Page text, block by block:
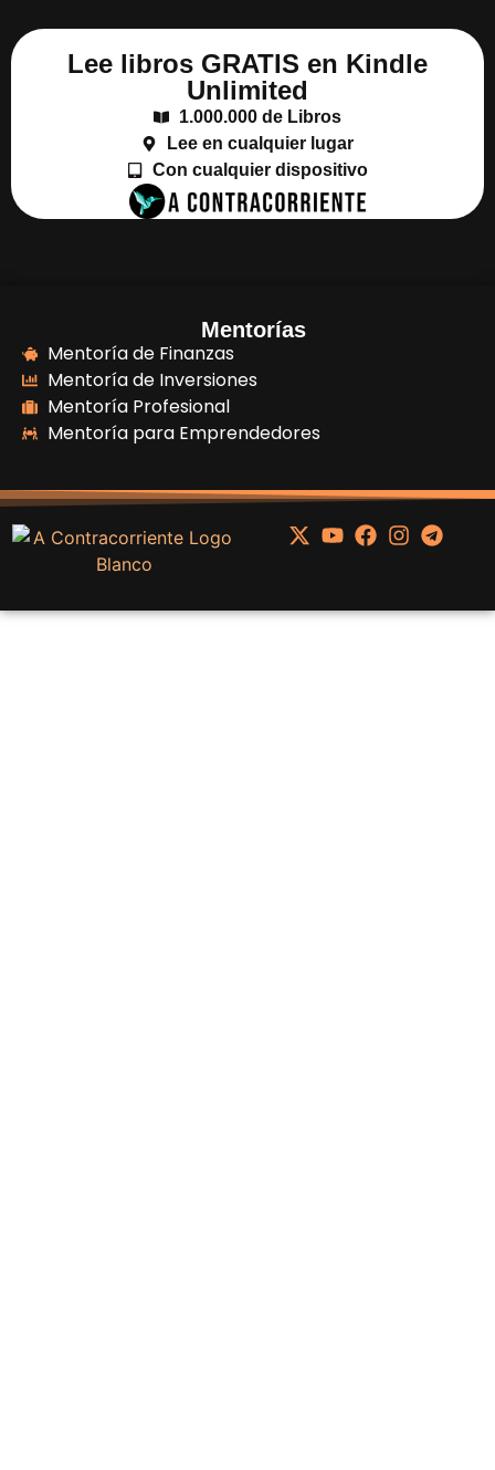
Lee libros GRATIS en Kindle
Unlimited
1.000.000 de Libros
Lee en cualquier lugar
Con cualquier dispositivo
Mentorías
Mentoría de Finanzas
Mentoría de Inversiones
Mentoría Profesional
Mentoría para Emprendedores